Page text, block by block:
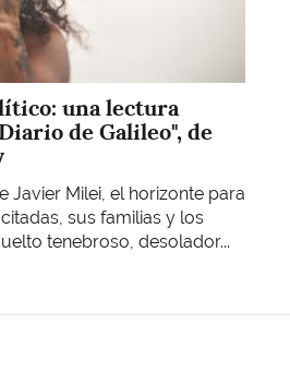
una lectura
de Galileo", de
Javier Milei, el horizonte para
sus familias y los
tenebroso, desolador...